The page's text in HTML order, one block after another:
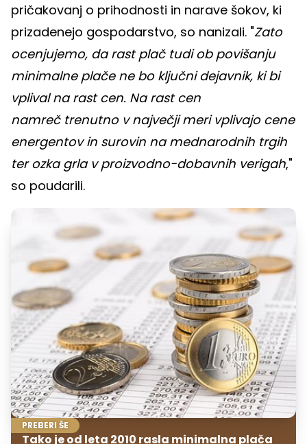
pričakovanj o prihodnosti in narave šokov, ki
prizadenejo gospodarstvo, so nanizali. "Zato
ocenjujemo, da rast plač tudi ob povišanju
minimalne plače ne bo ključni dejavnik, ki bi
vplival na rast cen. Na rast cen
namreč trenutno v največji meri vplivajo cene
energentov in surovin na mednarodnih trgih
ter ozka grla v proizvodno-dobavnih verigah,"
so poudarili.
PREBERI ŠE
Tako je od leta 2010 rasla minimalna plača